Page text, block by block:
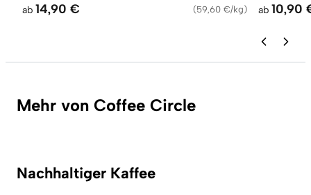
ab 14,90 € (59,60 €/kg) ab 10,90
Mehr von Coffee Circle
Nachhaltiger Kaffee